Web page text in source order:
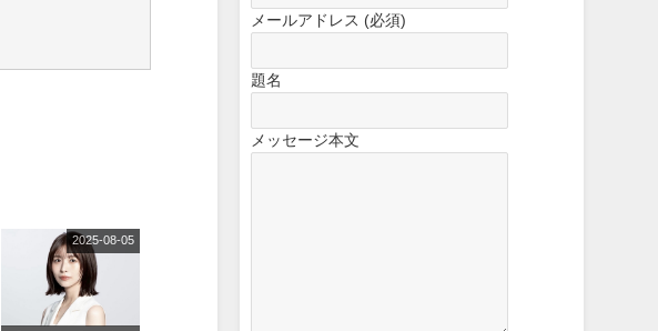
2025-08-05
メールアドレス (必須)
題名
メッセージ本文